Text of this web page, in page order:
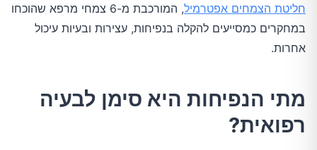
חליטת הצמחים אפטרמיל
, המורכבת מ-6 צמחי מרפא שהוכחו
במחקרים כמסייעים להקלה בנפיחות, עצירות ובעיות עיכול
אחרות.
מתי הנפיחות היא סימן לבעיה
רפואית?